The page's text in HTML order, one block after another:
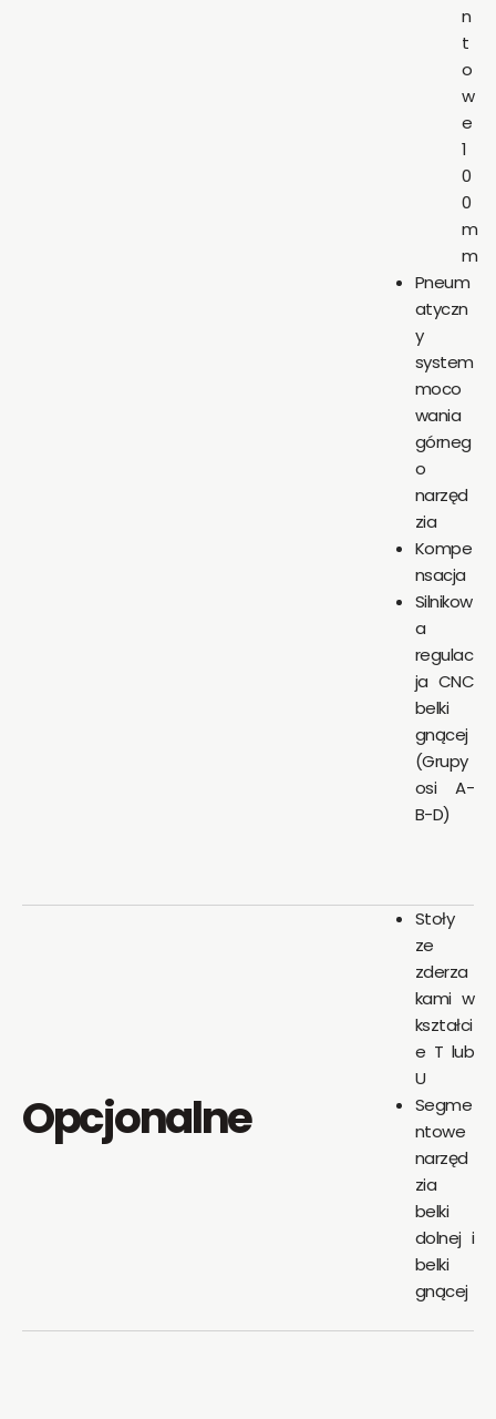
n
t
o
w
e
1
0
0
m
m
Pneum
atyczn
y
system
moco
wania
górneg
o
narzęd
zia
Kompe
nsacja
Silnikow
a
regulac
ja CNC
belki
gnącej
(Grupy
osi A-
B-D)
Opcjonalne
Stoły
ze
zderza
kami w
kształci
e T lub
U
Segme
ntowe
narzęd
zia
belki
dolnej i
belki
gnącej